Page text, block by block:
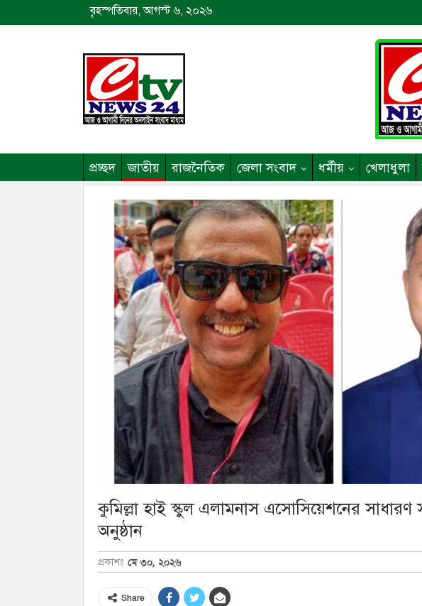
বৃহস্পতিবার, আগস্ট ৬, ২০২৬
প্রচ্ছদ জাতীয় রাজনৈতিক জেলা সংবাদ ধর্মীয় খেলাধুলা
কুমিল্লা হাই স্কুল এলামনাস এসোসিয়েশনের
অনুষ্ঠান
প্রকাশঃ মে ৩০, ২০২৬
Share